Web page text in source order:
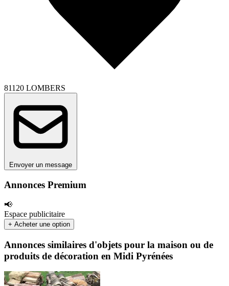
Annonces Premium
📢
Espace publicitaire
+ Acheter une option
81120 LOMBERS
Envoyer un message
Annonces similaires d'objets pour la maison ou de
produits de décoration en Midi Pyrénées